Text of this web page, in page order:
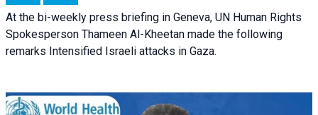
At the bi-weekly press briefing in Geneva, UN Human Rights
Spokesperson Thameen Al-Kheetan made the following
remarks Intensified Israeli attacks in Gaza.